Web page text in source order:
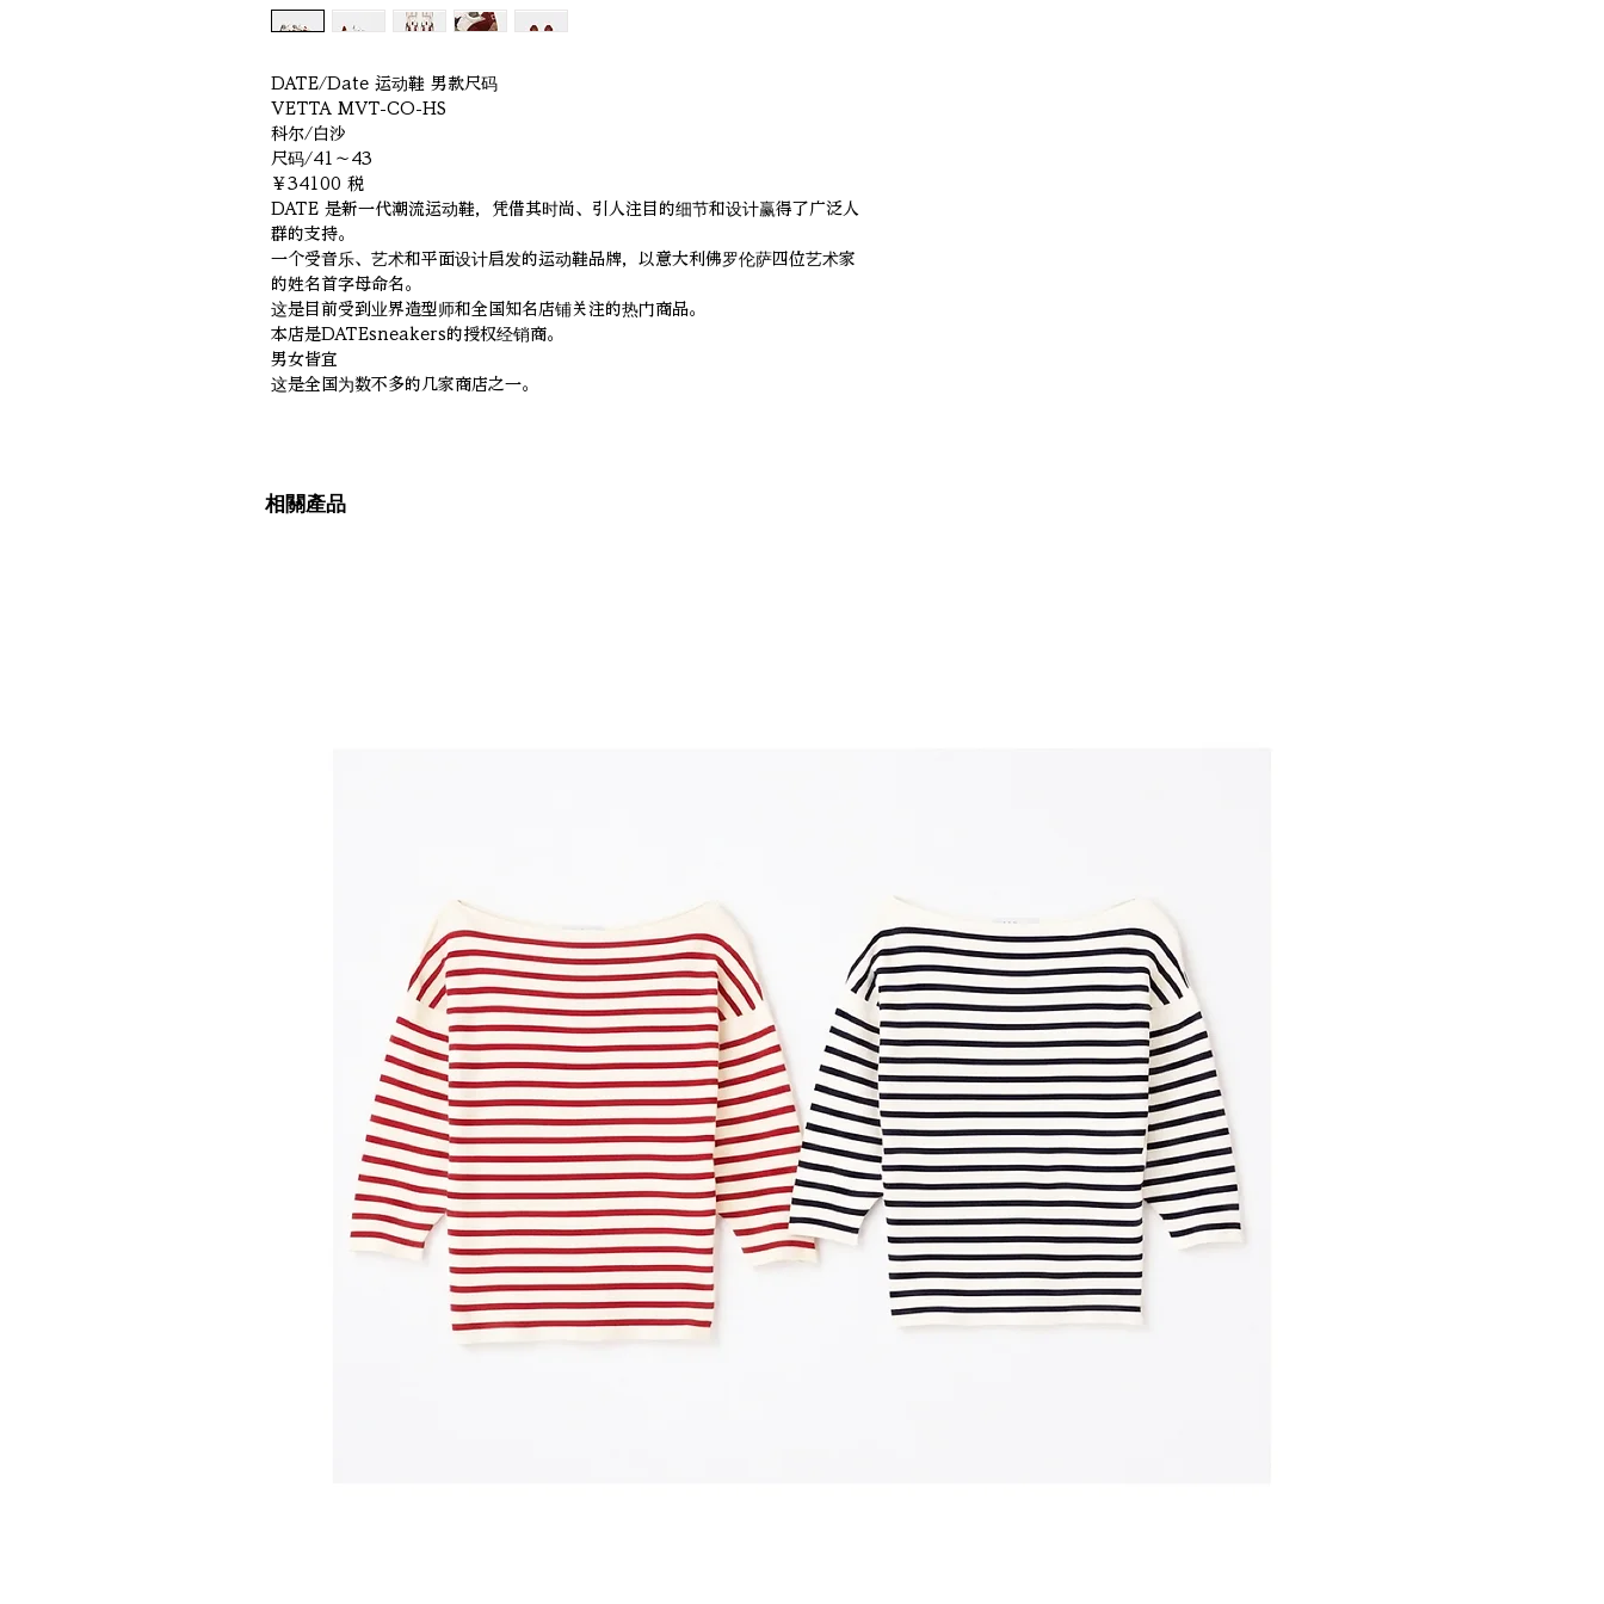
DATE/Date 运动鞋 男款尺码
VETTA MVT-CO-HS
科尔/白沙
尺码/41～43
￥34100 税
DATE 是新一代潮流运动鞋，凭借其时尚、引人注目的细节和设计赢得了广泛人
群的支持。
一个受音乐、艺术和平面设计启发的运动鞋品牌，以意大利佛罗伦萨四位艺术家
的姓名首字母命名。
这是目前受到业界造型师和全国知名店铺关注的热门商品。
本店是DATEsneakers的授权经销商。
男女皆宜
这是全国为数不多的几家商店之一。
相關產品